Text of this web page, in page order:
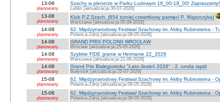
13-08
planowany
Szachy w plenerze w Parku Ludowym 16_00-19_00! Zapraszamy!
Lublin [aktualizacja:30-07-2026]
13-08
planowany
Klub P.Z.Szach. (654 turniej czwartkowy pamięci P. Wajszczyka)
Warszawa [aktualizacja:05-08-2026]
14-08
planowany
62. Międzynarodowy Festiwal Szachowy im. Akiby Rubinsteina -
Polanica-Zdrój [aktualizacja:08-05-2026]
14-08
planowany
GRAND PRIX POLONII WROCŁAW
Wrocław [aktualizacja:25-05-2026]
14-08
planowany
Szybkie FIDE granie w Hetmanie 22_2026
Warszawa [aktualizacja:21-06-2026]
14-08
planowany
Grand Prix Białegostoku "Lato-Jesień 2026" - 2. runda rapid
Białystok [aktualizacja:25-07-2026]
15-08
planowany
62. Międzynarodowy Festiwal Szachowy im. Akiby Rubinsteina -
Polanica-Zdrój [aktualizacja:08-05-2026]
15-08
planowany
62. Międzynarodowy Festiwal Szachowy im. Akiby Rubinsteina -
Polanica-Zdrój [aktualizacja:08-05-2026]